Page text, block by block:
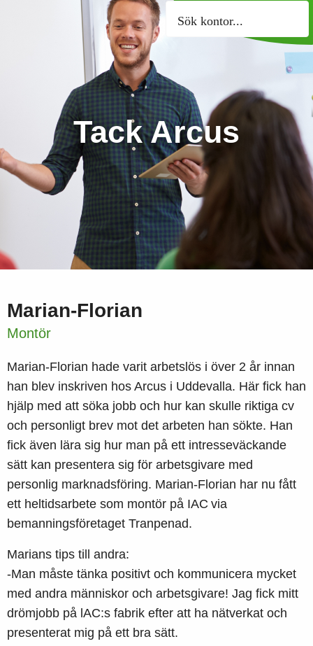
Sök kontor
Tack Arcus
Marian-Florian
Montör
Marian-Florian hade varit arbetslös i över 2 år innan
han blev inskriven hos Arcus i Uddevalla. Här fick han
hjälp med att söka jobb och hur kan skulle riktiga cv
och personligt brev mot det arbeten han sökte. Han
fick även lära sig hur man på ett intresseväckande
sätt kan presentera sig för arbetsgivare med
personlig marknadsföring. Marian-Florian har nu fått
ett heltidsarbete som montör på IAC via
bemanningsföretaget Tranpenad.
Marians tips till andra:
-Man måste tänka positivt och kommunicera mycket
med andra människor och arbetsgivare! Jag fick mitt
drömjobb på lAC:s fabrik efter att ha nätverkat och
presenterat mig på ett bra sätt.